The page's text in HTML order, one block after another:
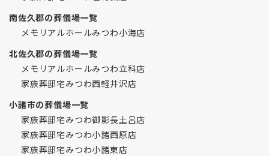
南佐久郡の葬儀場一覧
メモリアルホールみつわ小海店
北佐久郡の葬儀場一覧
メモリアルホールみつわ立科店
家族葬邸宅みつわ西軽井沢店
小諸市の葬儀場一覧
家族葬邸宅みつわ御影長土呂店
家族葬邸宅みつわ小諸西原店
家族葬邸宅みつわ小諸東店